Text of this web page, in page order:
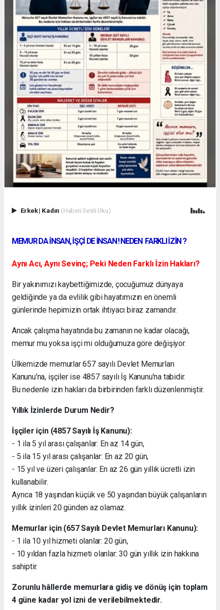
Erkek| Kadın (Haberi Sesli Oku)
MEMUR DA İNSAN, İŞÇİ DE İNSAN ! NEDEN FARKLI İZİN ?
Aynı Acı, Aynı Sevinç; Peki Neden Farklı İzin Hakları?
Bir yakınımızı kaybettiğimizde, çocuğumuz dünyaya
geldiğinde ya da evlilik gibi hayatımızın en önemli
günlerinde hepimizin ortak ihtiyacı biraz zamandır.
Ancak çalışma hayatında bu zamanın ne kadar olacağı,
memur mu yoksa işçi mi olduğumuza göre değişiyor.
Ülkemizde memurlar 657 sayılı Devlet Memurları
Kanunu'na, işçiler ise 4857 sayılı İş Kanunu'na tabidir.
Bu nedenle izin hakları da birbirinden farklı düzenlenmiştir.
Yıllık İzinlerde Durum Nedir?
İşçiler için (4857 Sayılı İş Kanunu):
- 1 ila 5 yıl arası çalışanlar: En az 14 gün,
- 5 ila 15 yıl arası çalışanlar: En az 20 gün,
- 15 yıl ve üzeri çalışanlar: En az 26 gün yıllık ücretli izin
kullanabilir.
Ayrıca 18 yaşından küçük ve 50 yaşından büyük çalışanların
yıllık izinleri 20 günden az olamaz.
Memurlar için (657 Sayılı Devlet Memurları Kanunu):
- 1 ila 10 yıl hizmeti olanlar: 20 gün,
- 10 yıldan fazla hizmeti olanlar: 30 gün yıllık izin hakkına
sahiptir.
Zorunlu hâllerde memurlara gidiş ve dönüş için toplam
4 güne kadar yol izni de verilebilmektedir.